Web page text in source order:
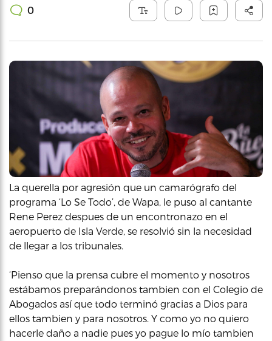
0
La querella por agresión que un camarógrafo del
programa ‘Lo Se Todo’, de Wapa, le puso al cantante
Rene Perez despues de un encontronazo en el
aeropuerto de Isla Verde, se resolvió sin la necesidad
de llegar a los tribunales.
‘Pienso que la prensa cubre el momento y nosotros
estábamos preparándonos tambien con el Colegio de
Abogados así que todo terminó gracias a Dios para
ellos tambien y para nosotros. Y como yo no quiero
hacerle daño a nadie pues yo pague lo mío tambien